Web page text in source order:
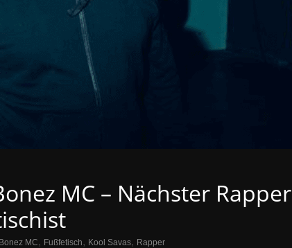
MC – Nächster Rapper
Bonez MC, Fußfetisch, Kool Savas, Rapper